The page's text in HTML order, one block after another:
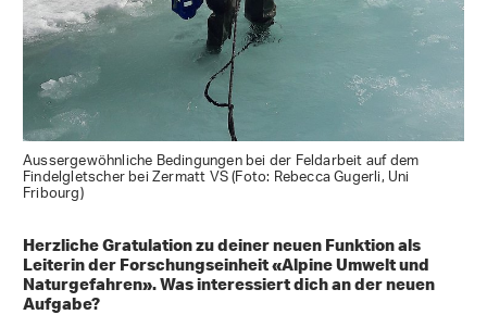
Aussergewöhnliche Bedingungen bei der Feldarbeit auf dem
Findelgletscher bei Zermatt VS (Foto: Rebecca Gugerli, Uni
Fribourg)
Herzliche Gratulation zu deiner neuen Funktion als
Leiterin der Forschungseinheit «Alpine Umwelt und
Naturgefahren». Was interessiert dich an der neuen
Aufgabe?